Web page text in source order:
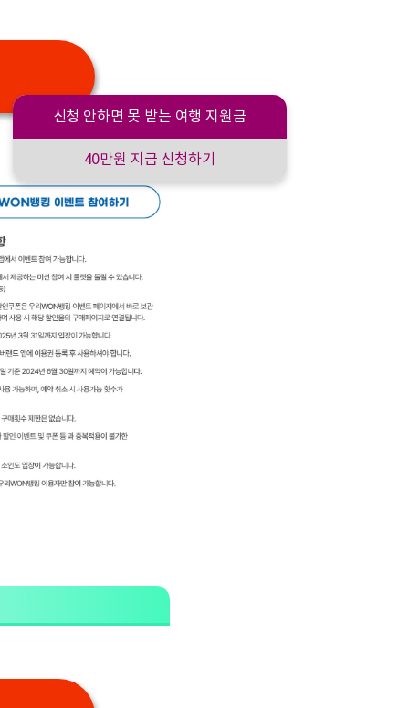
신청 안하면 못 받는 여행 지원금
40만원 지금 신청하기